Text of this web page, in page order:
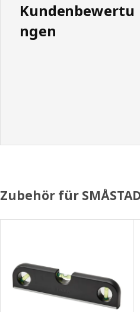
Kundenbewertu
ngen
Zubehör für